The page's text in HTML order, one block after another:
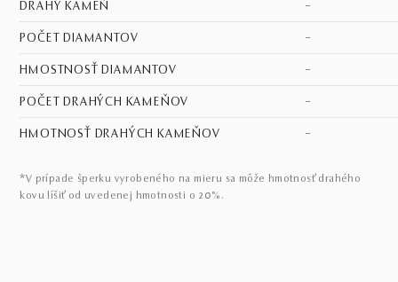
DRAHÝ KAMEŇ –
POČET DIAMANTOV –
HMOSTNOSŤ DIAMANTOV –
POČET DRAHÝCH KAMEŇOV –
HMOTNOSŤ DRAHÝCH KAMEŇOV –
*V prípade šperku vyrobeného na mieru sa môže hmotnosť drahého
kovu líšiť od uvedenej hmotnosti o 20%.